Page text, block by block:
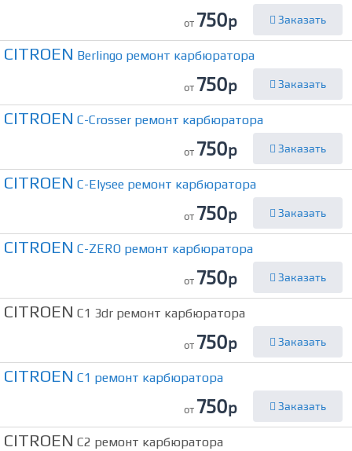
от 750р Заказать
CITROEN Berlingo ремонт карбюратора
от 750р Заказать
CITROEN C-Crosser ремонт карбюратора
от 750р Заказать
CITROEN C-Elysee ремонт карбюратора
от 750р Заказать
CITROEN C-ZERO ремонт карбюратора
от 750р Заказать
CITROEN C1 3dr ремонт карбюратора
от 750р Заказать
CITROEN C1 ремонт карбюратора
от 750р Заказать
CITROEN C2 ремонт карбюратора